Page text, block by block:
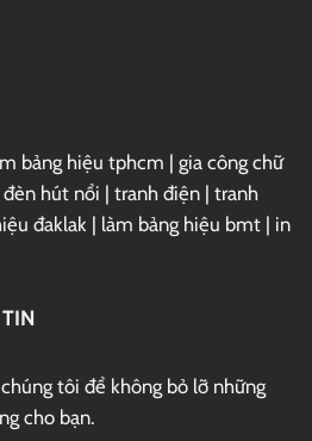
bảng hiệu tphcm | gia công chữ
đèn hút nổi | tranh điện | tranh
đaklak | làm bảng hiệu bmt | in
tôi để không bỏ lỡ những
cho bạn.